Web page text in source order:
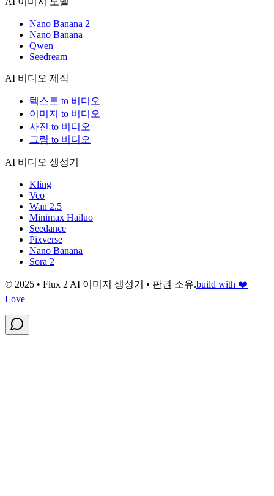
Nano Banana 2
Nano Banana
Qwen
Seedream
AI 비디오 제작
텍스트 to 비디오
이미지 to 비디오
사진 to 비디오
그림 to 비디오
AI 비디오 생성기
Kling
Veo
Wan 2.5
Minimax Hailuo
Seedance
Pixverse
Nano Banana
Sora 2
© 2025 • Flux 2 AI 이미지 생성기 • 판권 소유.build with ❤️
Love